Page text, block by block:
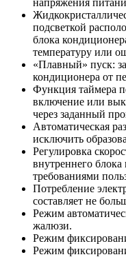
подсветкой
блока
температуру или
«Плавный» пуск:
кондиционера от
Функция таймера
включение или
через заданный
Автоматическая
исключить
Регулировка
внутреннего блока
требованиями
Потребление
составляет не
Режим
жалюзи.
Режим
Режим